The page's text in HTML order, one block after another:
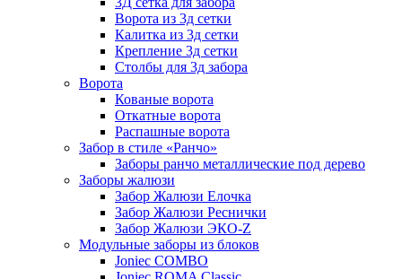
Ворота из 3д сетки
Калитка из 3д сетки
Крепление 3д сетки
Столбы для 3д забора
Ворота
Кованые ворота
Откатные ворота
Распашные ворота
Забор в стиле «Ранчо»
Заборы ранчо металлические под дерево
Заборы жалюзи
Забор Жалюзи Елочка
Забор Жалюзи Реснички
Забор Жалюзи ЭКО-Z
Модульные заборы из блоков
Joniec COMBO